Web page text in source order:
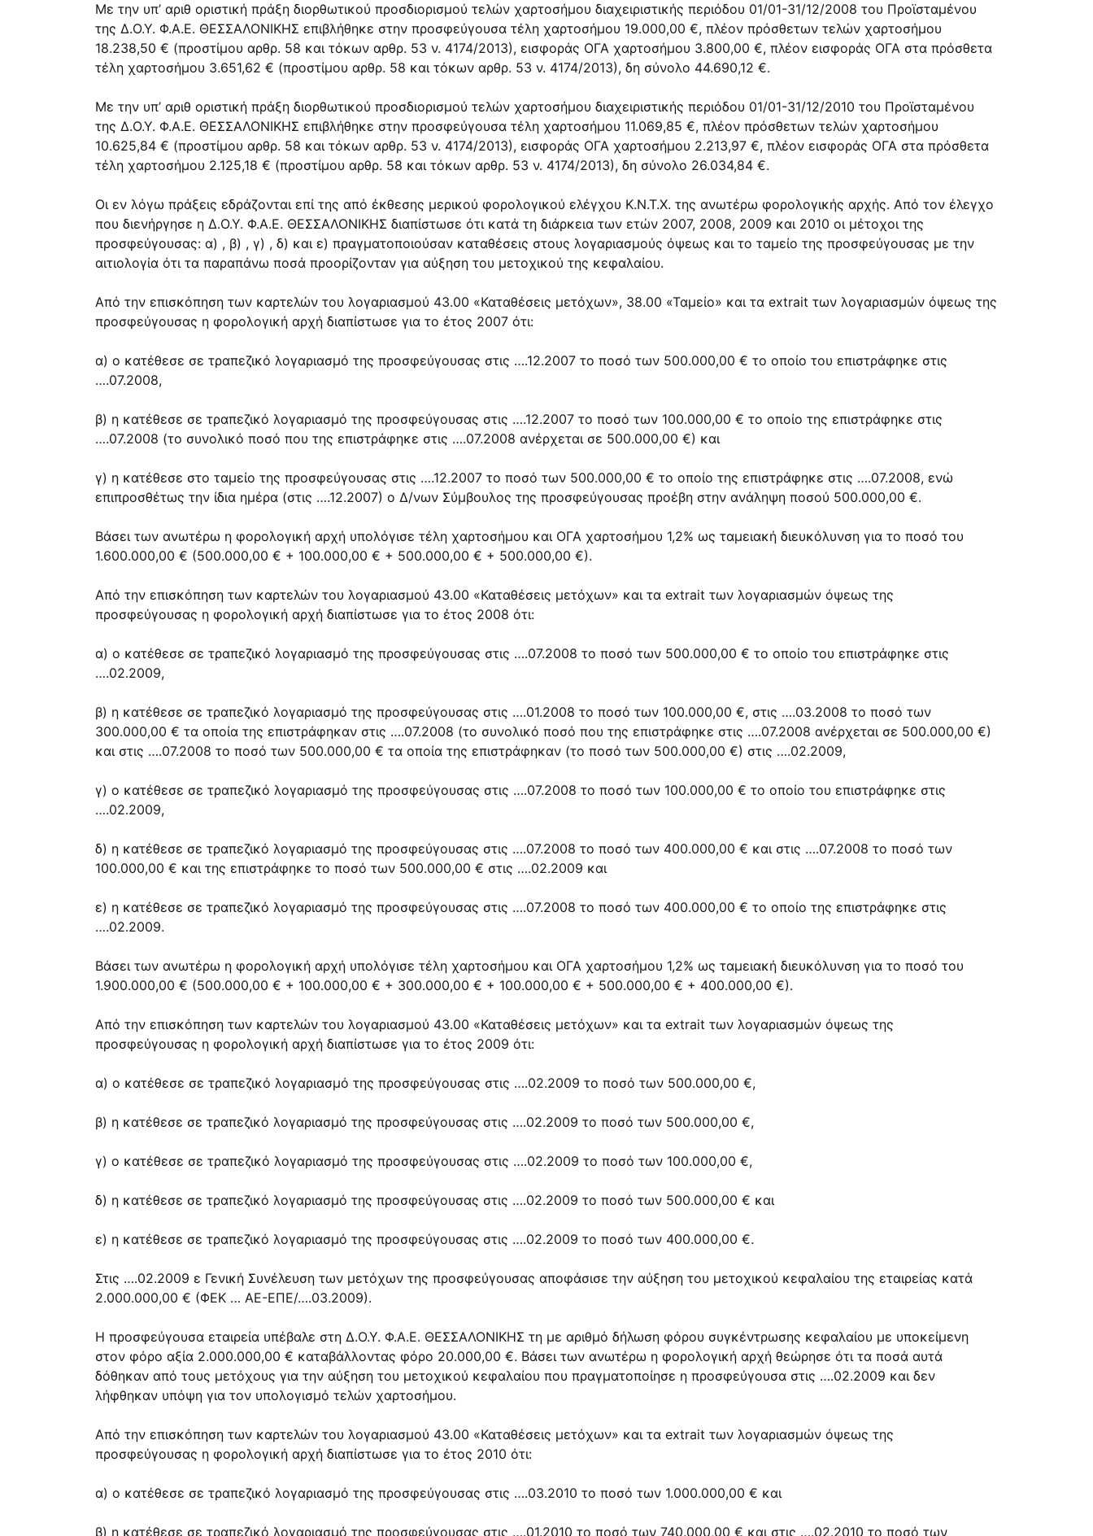
Με την υπ’ αριθ οριστική πράξη διορθωτικού προσδιορισμού τελών χαρτοσήμου διαχειριστικής περιόδου 01/01-31/12/2008 του Προϊσταμένου
της Δ.Ο.Υ. Φ.Α.Ε. ΘΕΣΣΑΛΟΝΙΚΗΣ επιβλήθηκε στην προσφεύγουσα τέλη χαρτοσήμου 19.000,00 €, πλέον πρόσθετων τελών χαρτοσήμου
18.238,50 € (προστίμου αρθρ. 58 και τόκων αρθρ. 53 ν. 4174/2013), εισφοράς ΟΓΑ χαρτοσήμου 3.800,00 €, πλέον εισφοράς ΟΓΑ στα πρόσθετα
τέλη χαρτοσήμου 3.651,62 € (προστίμου αρθρ. 58 και τόκων αρθρ. 53 ν. 4174/2013), δη σύνολο 44.690,12 €.
Με την υπ’ αριθ οριστική πράξη διορθωτικού προσδιορισμού τελών χαρτοσήμου διαχειριστικής περιόδου 01/01-31/12/2010 του Προϊσταμένου
της Δ.Ο.Υ. Φ.Α.Ε. ΘΕΣΣΑΛΟΝΙΚΗΣ επιβλήθηκε στην προσφεύγουσα τέλη χαρτοσήμου 11.069,85 €, πλέον πρόσθετων τελών χαρτοσήμου
10.625,84 € (προστίμου αρθρ. 58 και τόκων αρθρ. 53 ν. 4174/2013), εισφοράς ΟΓΑ χαρτοσήμου 2.213,97 €, πλέον εισφοράς ΟΓΑ στα πρόσθετα
τέλη χαρτοσήμου 2.125,18 € (προστίμου αρθρ. 58 και τόκων αρθρ. 53 ν. 4174/2013), δη σύνολο 26.034,84 €.
Οι εν λόγω πράξεις εδράζονται επί της από έκθεσης μερικού φορολογικού ελέγχου Κ.Ν.Τ.Χ. της ανωτέρω φορολογικής αρχής. Από τον έλεγχο
που διενήργησε η Δ.Ο.Υ. Φ.Α.Ε. ΘΕΣΣΑΛΟΝΙΚΗΣ διαπίστωσε ότι κατά τη διάρκεια των ετών 2007, 2008, 2009 και 2010 οι μέτοχοι της
προσφεύγουσας: α) , β) , γ) , δ) και ε) πραγματοποιούσαν καταθέσεις στους λογαριασμούς όψεως και το ταμείο της προσφεύγουσας με την
αιτιολογία ότι τα παραπάνω ποσά προορίζονταν για αύξηση του μετοχικού της κεφαλαίου.
Από την επισκόπηση των καρτελών του λογαριασμού 43.00 «Καταθέσεις μετόχων», 38.00 «Ταμείο» και τα extrait των λογαριασμών όψεως της
προσφεύγουσας η φορολογική αρχή διαπίστωσε για το έτος 2007 ότι:
α) ο κατέθεσε σε τραπεζικό λογαριασμό της προσφεύγουσας στις ….12.2007 το ποσό των 500.000,00 € το οποίο του επιστράφηκε στις
….07.2008,
β) η κατέθεσε σε τραπεζικό λογαριασμό της προσφεύγουσας στις ….12.2007 το ποσό των 100.000,00 € το οποίο της επιστράφηκε στις
….07.2008 (το συνολικό ποσό που της επιστράφηκε στις ….07.2008 ανέρχεται σε 500.000,00 €) και
γ) η κατέθεσε στο ταμείο της προσφεύγουσας στις ….12.2007 το ποσό των 500.000,00 € το οποίο της επιστράφηκε στις ….07.2008, ενώ
επιπροσθέτως την ίδια ημέρα (στις ….12.2007) ο Δ/νων Σύμβουλος της προσφεύγουσας προέβη στην ανάληψη ποσού 500.000,00 €.
Βάσει των ανωτέρω η φορολογική αρχή υπολόγισε τέλη χαρτοσήμου και ΟΓΑ χαρτοσήμου 1,2% ως ταμειακή διευκόλυνση για το ποσό του
1.600.000,00 € (500.000,00 € + 100.000,00 € + 500.000,00 € + 500.000,00 €).
Από την επισκόπηση των καρτελών του λογαριασμού 43.00 «Καταθέσεις μετόχων» και τα extrait των λογαριασμών όψεως της
προσφεύγουσας η φορολογική αρχή διαπίστωσε για το έτος 2008 ότι:
α) ο κατέθεσε σε τραπεζικό λογαριασμό της προσφεύγουσας στις ….07.2008 το ποσό των 500.000,00 € το οποίο του επιστράφηκε στις
….02.2009,
β) η κατέθεσε σε τραπεζικό λογαριασμό της προσφεύγουσας στις ….01.2008 το ποσό των 100.000,00 €, στις ….03.2008 το ποσό των
300.000,00 € τα οποία της επιστράφηκαν στις ….07.2008 (το συνολικό ποσό που της επιστράφηκε στις ….07.2008 ανέρχεται σε 500.000,00 €)
και στις ….07.2008 το ποσό των 500.000,00 € τα οποία της επιστράφηκαν (το ποσό των 500.000,00 €) στις ….02.2009,
γ) ο κατέθεσε σε τραπεζικό λογαριασμό της προσφεύγουσας στις ….07.2008 το ποσό των 100.000,00 € το οποίο του επιστράφηκε στις
….02.2009,
δ) η κατέθεσε σε τραπεζικό λογαριασμό της προσφεύγουσας στις ….07.2008 το ποσό των 400.000,00 € και στις ….07.2008 το ποσό των
100.000,00 € και της επιστράφηκε το ποσό των 500.000,00 € στις ….02.2009 και
ε) η κατέθεσε σε τραπεζικό λογαριασμό της προσφεύγουσας στις ….07.2008 το ποσό των 400.000,00 € το οποίο της επιστράφηκε στις
….02.2009.
Βάσει των ανωτέρω η φορολογική αρχή υπολόγισε τέλη χαρτοσήμου και ΟΓΑ χαρτοσήμου 1,2% ως ταμειακή διευκόλυνση για το ποσό του
1.900.000,00 € (500.000,00 € + 100.000,00 € + 300.000,00 € + 100.000,00 € + 500.000,00 € + 400.000,00 €).
Από την επισκόπηση των καρτελών του λογαριασμού 43.00 «Καταθέσεις μετόχων» και τα extrait των λογαριασμών όψεως της
προσφεύγουσας η φορολογική αρχή διαπίστωσε για το έτος 2009 ότι:
α) ο κατέθεσε σε τραπεζικό λογαριασμό της προσφεύγουσας στις ….02.2009 το ποσό των 500.000,00 €,
β) η κατέθεσε σε τραπεζικό λογαριασμό της προσφεύγουσας στις ….02.2009 το ποσό των 500.000,00 €,
γ) ο κατέθεσε σε τραπεζικό λογαριασμό της προσφεύγουσας στις ….02.2009 το ποσό των 100.000,00 €,
δ) η κατέθεσε σε τραπεζικό λογαριασμό της προσφεύγουσας στις ….02.2009 το ποσό των 500.000,00 € και
ε) η κατέθεσε σε τραπεζικό λογαριασμό της προσφεύγουσας στις ….02.2009 το ποσό των 400.000,00 €.
Στις ….02.2009 ε Γενική Συνέλευση των μετόχων της προσφεύγουσας αποφάσισε την αύξηση του μετοχικού κεφαλαίου της εταιρείας κατά
2.000.000,00 € (ΦΕΚ … ΑΕ-ΕΠΕ/….03.2009).
Η προσφεύγουσα εταιρεία υπέβαλε στη Δ.Ο.Υ. Φ.Α.Ε. ΘΕΣΣΑΛΟΝΙΚΗΣ τη με αριθμό δήλωση φόρου συγκέντρωσης κεφαλαίου με υποκείμενη
στον φόρο αξία 2.000.000,00 € καταβάλλοντας φόρο 20.000,00 €. Βάσει των ανωτέρω η φορολογική αρχή θεώρησε ότι τα ποσά αυτά
δόθηκαν από τους μετόχους για την αύξηση του μετοχικού κεφαλαίου που πραγματοποίησε η προσφεύγουσα στις ….02.2009 και δεν
λήφθηκαν υπόψη για τον υπολογισμό τελών χαρτοσήμου.
Από την επισκόπηση των καρτελών του λογαριασμού 43.00 «Καταθέσεις μετόχων» και τα extrait των λογαριασμών όψεως της
προσφεύγουσας η φορολογική αρχή διαπίστωσε για το έτος 2010 ότι:
α) ο κατέθεσε σε τραπεζικό λογαριασμό της προσφεύγουσας στις ….03.2010 το ποσό των 1.000.000,00 € και
β) η κατέθεσε σε τραπεζικό λογαριασμό της προσφεύγουσας στις ….01.2010 το ποσό των 740.000,00 € και στις ….02.2010 το ποσό των